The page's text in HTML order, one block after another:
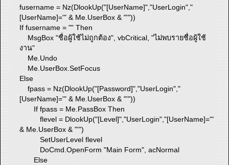
fusername = Nz(DlookUp("[UserName]","UserLogin","
[UserName]='" & Me.UserBox & "'"))
If fusername = "" Then
MsgBox "ชื่อผู้ใช้ไม่ถูกต้อง", vbCritical, "ไม่พบรายชื่อผู้ใช้
งาน"
Me.Undo
Me.UserBox.SetFocus
Else
fpass = Nz(DlookUp("[Password]","UserLogin","
[UserName]='" & Me.UserBox & "'"))
If fpass = Me.PassBox Then
flevel = DlookUp("[Level]","UserLogin","[UserName]='"
& Me.UserBox & "'")
SetUserLevel flevel
DoCmd.OpenForm "Main Form", acNormal
Else